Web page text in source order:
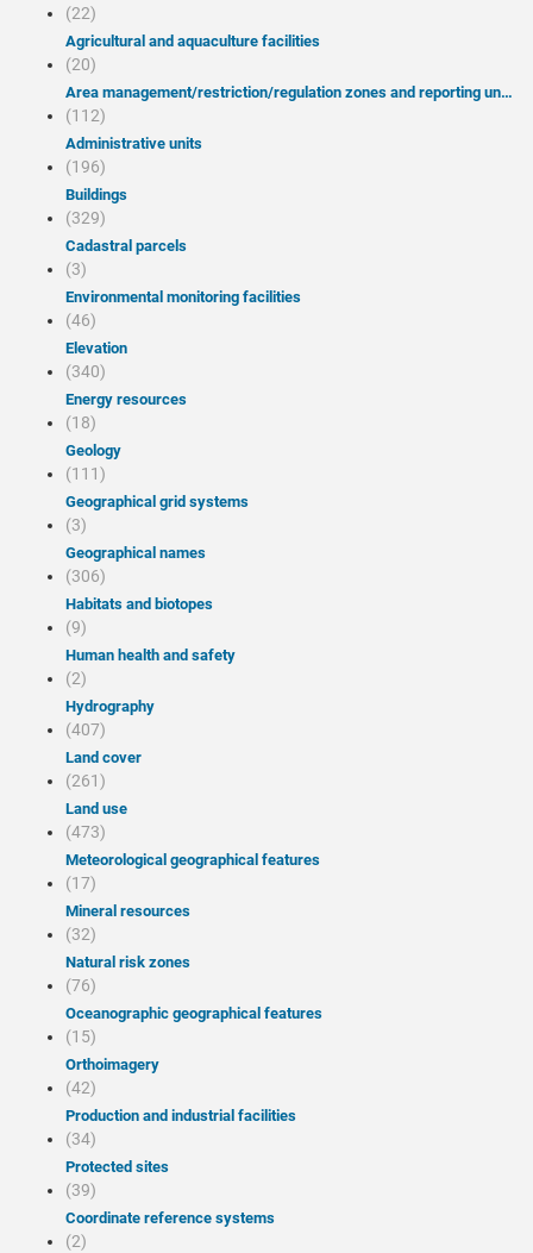
(22)
Agricultural and aquaculture facilities
(20)
Area management/restriction/regulation zones and reporting units
(112)
Administrative units
(196)
Buildings
(329)
Cadastral parcels
(3)
Environmental monitoring facilities
(46)
Elevation
(340)
Energy resources
(18)
Geology
(111)
Geographical grid systems
(3)
Geographical names
(306)
Habitats and biotopes
(9)
Human health and safety
(2)
Hydrography
(407)
Land cover
(261)
Land use
(473)
Meteorological geographical features
(17)
Mineral resources
(32)
Natural risk zones
(76)
Oceanographic geographical features
(15)
Orthoimagery
(42)
Production and industrial facilities
(34)
Protected sites
(39)
Coordinate reference systems
(2)